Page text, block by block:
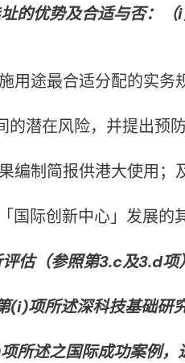
的优势及合适与否：
用途最合适分配的实务
的潜在风险，并提出预
编制简报供港大使用；
国际创新中心」发展的
估（参照第3.c及3.d项
(i)项所述深科技基础研
所述之国际成功案例，